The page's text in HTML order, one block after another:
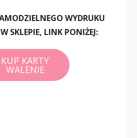
WYDRUKU
SKLEPIE, LINK PONIŻEJ:
KUP KARTY
WALENIE